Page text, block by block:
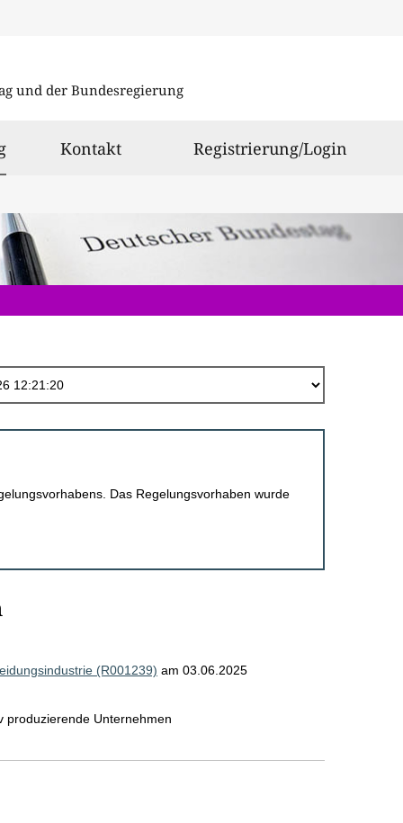
und der Bundesregierung
ausgewählt
Kontakt Registrierung/Login
Das Regelungsvorhaben wurde
(R001239) am 03.06.2025
produzierende Unternehmen